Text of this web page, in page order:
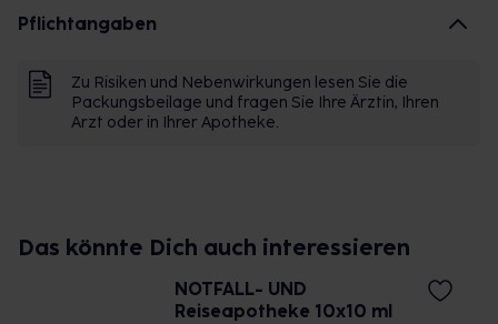
Pflichtangaben
Zu Risiken und Nebenwirkungen lesen Sie die
Packungsbeilage und fragen Sie Ihre Ärztin, Ihren
Arzt oder in Ihrer Apotheke.
Das könnte Dich auch interessieren
NOTFALL- UND
Reiseapotheke 10x10 ml